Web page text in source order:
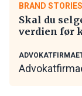
BRAND STORIES
Skal du
verdien før